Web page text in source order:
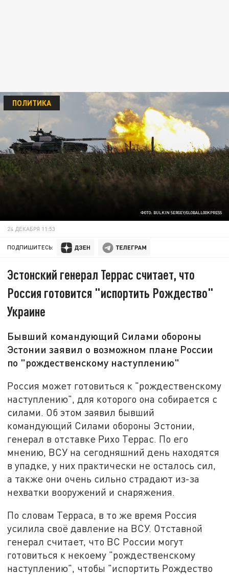
ФОТО: BULKIN SERGEY/GLOBALLOOKPRESS
ПОЛИТИКА
24 ДЕКАБРЯ 11:53
ПОДПИШИТЕСЬ:
Эстонский генерал Террас считает, что
Россия готовится "испортить Рождество"
Украине
Бывший командующий Силами обороны
Эстонии заявил о возможном плане России
по "рождественскому наступлению"
Россия может готовиться к "рождественскому
наступлению", для которого она собирается с
силами. Об этом заявил бывший
командующий Силами обороны Эстонии,
генерал в отставке Рихо Террас. По его
мнению, ВСУ на сегодняшний день находятся
в упадке, у них практически не осталось сил,
а также они очень сильно страдают из-за
нехватки вооружений и снаряжения.
По словам Терраса, в то же время Россия
усилила своё давление на ВСУ. Отставной
генерал считает, что ВС России могут
готовиться к некоему "рождественскому
наступлению", чтобы "испортить Рождество